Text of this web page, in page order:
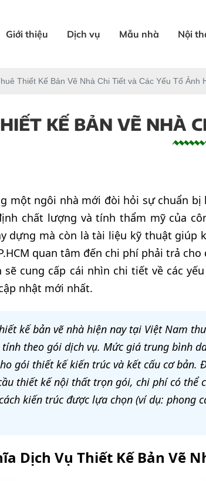
Giới thiệu Dịch vụ Mẫu nhà Nội
Thiết Kế Bản Vẽ Nhà Chi Tiết và Các Yếu Tố Ảnh
KẾ BẢN VẼ NHÀ
một ngôi nhà mới đòi hỏi sự chuẩn
chất lượng và tính thẩm mỹ của
dựng mà còn là tài liệu kỹ thuật
quan tâm đến chi phí phải trả
sẽ cung cấp cái nhìn chi tiết về các
nhật mới nhất.
kế bản vẽ nhà hiện nay tại Việt Nam
tính theo gói dịch vụ. Mức giá trung bình
gói thiết kế kiến trúc và kết cấu cơ
thiết kế nội thất trọn gói, chi phí có thể
kiến trúc được lựa chọn (ví dụ: phong
Dịch Vụ Thiết Kế Bản Vẽ